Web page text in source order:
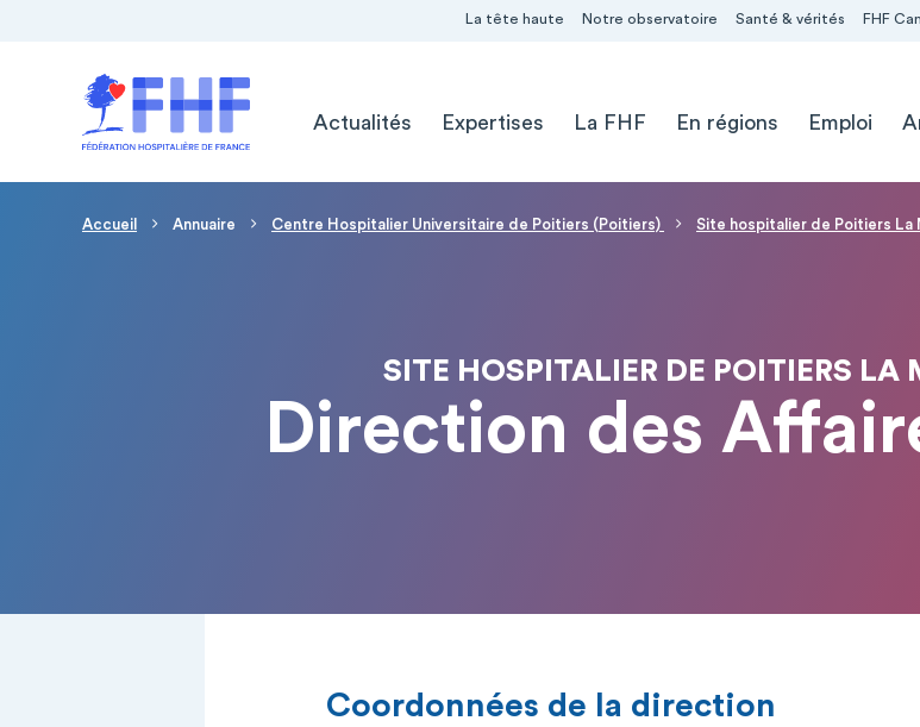
La tête haute Notre observatoire Santé & vérités FHF
Actualités
Expertises La FHF En régions Emploi
Fil d'Ariane
Accueil Annuaire Centre Hospitalier Universitaire de Poitiers (Poitiers) Site hospitalier de Poitiers La
SITE HOSPITALIER DE POITIERS LA
Direction des
Coordonnées de la direction